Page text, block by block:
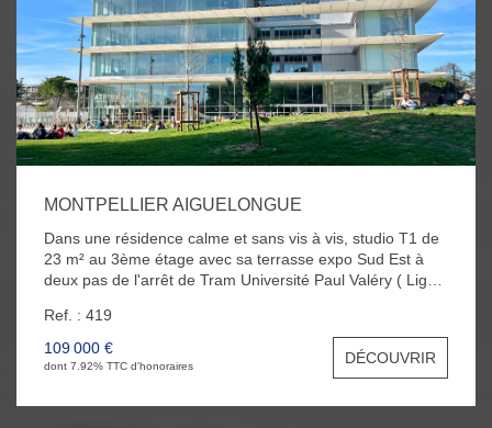
MONTPELLIER AIGUELONGUE
Dans une résidence calme et sans vis à vis, studio T1 de
23 m² au 3ème étage avec sa terrasse expo Sud Est à
deux pas de l'arrêt de Tram Université Paul Valéry ( Ligne
très lumineuse avec une cuisine américaine aménagée
récente et d'une salle d'eau avec WC. Une place de
parking en extérieur et une cave au RDC complète ce
Ref. : 419
109 000 €
dont 7.92% TTC d'honoraires DÉCOUVRIR